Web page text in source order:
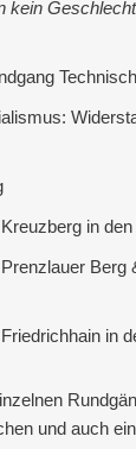
kein
in
Berg
in
und auch